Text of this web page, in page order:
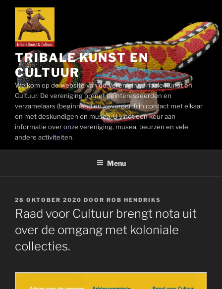
inhoud
TRIBALE KUNST EN
CULTUUR
Welkom op de website van de Vereniging Tribale Kunst en
Cultuur. De vereniging brengt geïnteresseerden en
verzamelaars (beginnend en gevorderd) in contact met elkaar
en met deskundigen en musea. U vindt een keur aan
informatie over onze vereniging, musea, beurzen en vele
andere activiteiten.
Menu
GEPLAATST
OP
28 OKTOBER 2020 DOOR ROB HENDRIKS
Raad voor Cultuur brengt nota uit
over de omgang met koloniale
collecties.